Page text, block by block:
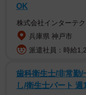
か？（提供画像）
前述の質問について
所で寝てしまえば体
に思えますが、実際
OK
株式会社インターテク
兵庫県 神戸市
派遣社員：時給
歯科衛生士/非常勤/
し/衛生士パート 週